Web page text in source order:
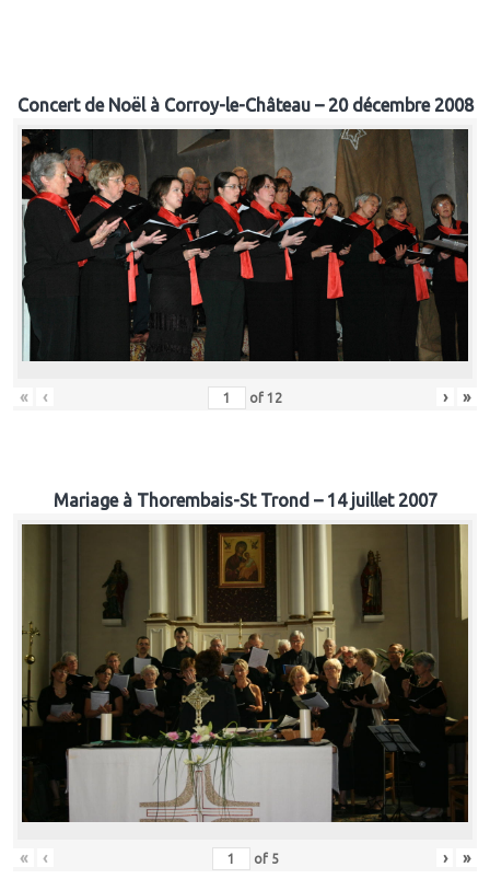
Concert de Noël à Corroy-le-Château – 20 décembre 2008
« ‹ of 12 › »
Mariage à Thorembais-St Trond – 14 juillet 2007
« ‹ of 5 › »